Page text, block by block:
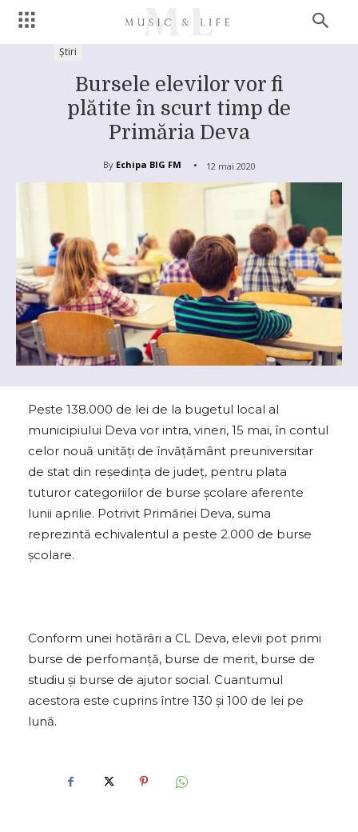
Știri
Bursele elevilor vor fi
plătite în scurt timp de
Primăria Deva
By Echipa BIG FM 12 mai 2020
Peste 138.000 de lei de la bugetul local al
municipiului Deva vor intra, vineri, 15 mai, în contul
celor nouă unități de învățământ preuniversitar
de stat din reședința de județ, pentru plata
tuturor categoriilor de burse școlare aferente
lunii aprilie. Potrivit Primăriei Deva, suma
reprezintă echivalentul a peste 2.000 de burse
şcolare.
Conform unei hotărâri a CL Deva, elevii pot primi
burse de perfomanţă, burse de merit, burse de
studiu şi burse de ajutor social. Cuantumul
acestora este cuprins între 130 şi 100 de lei pe
lună.